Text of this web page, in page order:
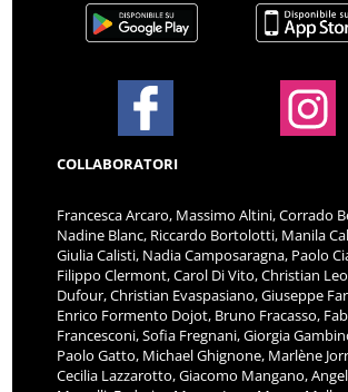
COLLABORATORI
Francesca Arcaro, Massimo Altini, Corrado
Nadine Blanc, Riccardo Bortolotti, Manila
Giulia Calisti, Nadia Camposaragna, Paolo
Filippo Clermont, Carol Di Vito, Christian Leo
Dufour, Christian Evaspasiano, Giuseppe
Enrico Formento Dojot, Bruno Fracasso,
Francesconi, Sofia Fregnani, Giorgia
Paolo Gatto, Michael Ghignone, Marlène
Cecilia Lazzarotto, Giacomo Mangano,